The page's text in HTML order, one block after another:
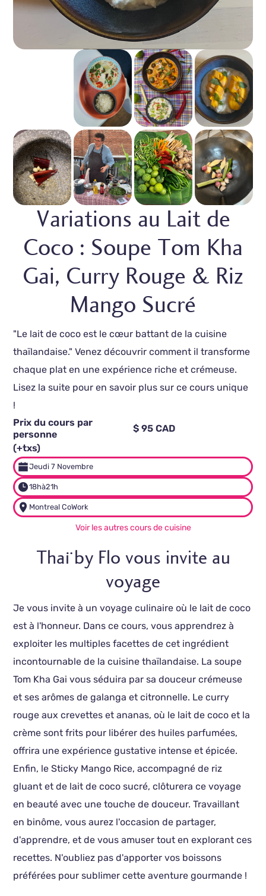
Variations au Lait de
Coco : Soupe Tom Kha
Gai, Curry Rouge & Riz
Mango Sucré
"Le lait de coco est le cœur battant de la cuisine
thaïlandaise." Venez découvrir comment il transforme
chaque plat en une expérience riche et crémeuse.
Lisez la suite pour en savoir plus sur ce cours unique
!
Prix du cours par
personne
$ 95 CAD
(+txs)
Jeudi 7 Novembre
18hà21h
Montreal CoWork
Voir les autres cours de cuisine
Thaï by Flo vous invite au
voyage
Je vous invite à un voyage culinaire où le lait de coco
est à l'honneur. Dans ce cours, vous apprendrez à
exploiter les multiples facettes de cet ingrédient
incontournable de la cuisine thaïlandaise. La soupe
Tom Kha Gai vous séduira par sa douceur crémeuse
et ses arômes de galanga et citronnelle. Le curry
rouge aux crevettes et ananas, où le lait de coco et la
crème sont frits pour libérer des huiles parfumées,
offrira une expérience gustative intense et épicée.
Enfin, le Sticky Mango Rice, accompagné de riz
gluant et de lait de coco sucré, clôturera ce voyage
en beauté avec une touche de douceur. Travaillant
en binôme, vous aurez l'occasion de partager,
d'apprendre, et de vous amuser tout en explorant ces
recettes. N'oubliez pas d'apporter vos boissons
préférées pour sublimer cette aventure gourmande !